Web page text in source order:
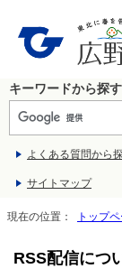
キーワードから探す
よくある質問から
サイトマップ
現在の位置： トップ
RSS配信につ